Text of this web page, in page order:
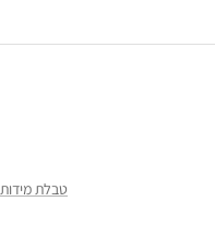
טבלת מידות